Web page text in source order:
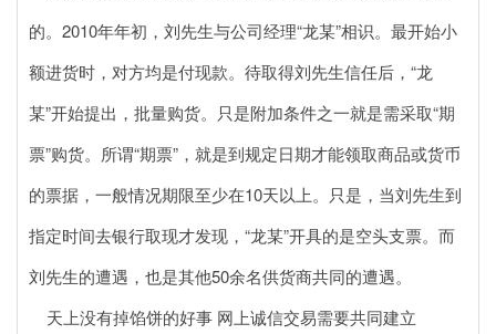
的。2010年年初，刘先生与公司经理“龙某”相识。最开始小
额进货时，对方均是付现款。待取得刘先生信任后，“龙
某”开始提出，批量购货。只是附加条件之一就是需采取“期
票”购货。所谓“期票”，就是到规定日期才能领取商品或货币
的票据，一般情况期限至少在10天以上。只是，当刘先生到
指定时间去银行取现才发现，“龙某”开具的是空头支票。而
刘先生的遭遇，也是其他50余名供货商共同的遭遇。
天上没有掉馅饼的好事 网上诚信交易需要共同建立